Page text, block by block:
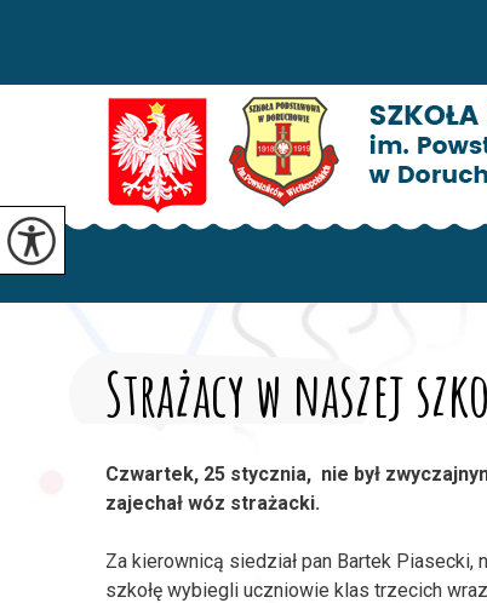
Strażacy w naszej
Czwartek, 25 stycznia, nie był
zajechał wóz strażacki.
Za kierownicą siedział pan Bartek
szkołę wybiegli uczniowie klas trzecich